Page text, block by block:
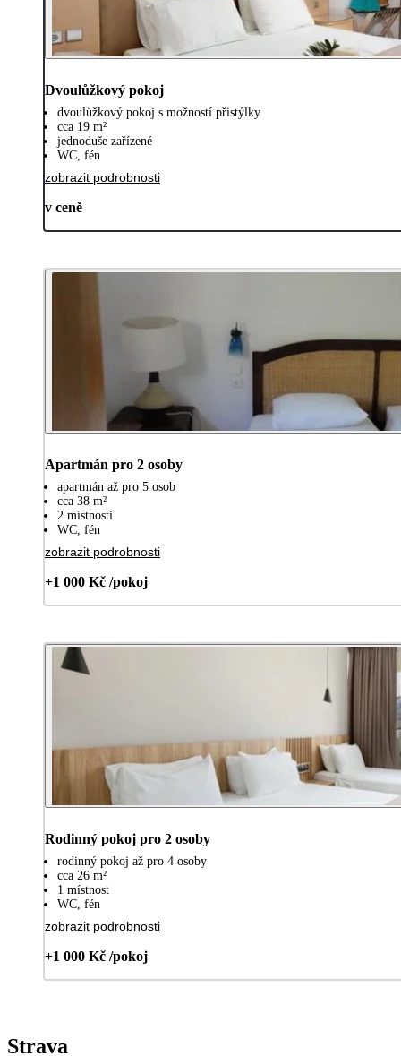
Dvoulůžkový pokoj
dvoulůžkový pokoj s možností přistýlky
cca 19 m²
jednoduše zařízené
WC, fén
zobrazit podrobnosti
v ceně
Apartmán pro 2 osoby
apartmán až pro 5 osob
cca 38 m²
2 místnosti
WC, fén
zobrazit podrobnosti
+1 000 Kč /pokoj
Rodinný pokoj pro 2 osoby
rodinný pokoj až pro 4 osoby
cca 26 m²
1 místnost
WC, fén
zobrazit podrobnosti
+1 000 Kč /pokoj
Strava